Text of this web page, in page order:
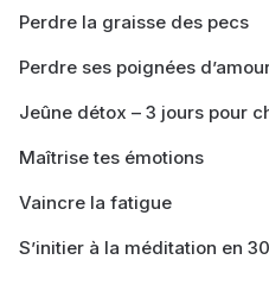
Perdre la graisse des pecs
Perdre ses poignées
Jeûne détox – 3 jours pour
Maîtrise tes émotions
Vaincre la fatigue
S’initier à la méditation en